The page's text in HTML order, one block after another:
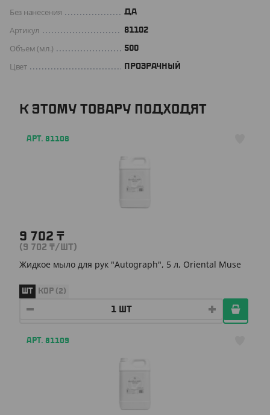
Без нанесения ДА
Артикул 81102
Объем (мл.) 500
Цвет ПРОЗРАЧНЫЙ
К ЭТОМУ ТОВАРУ ПОДХОДЯТ
АРТ. 81108
9 702 ₸
(9 702 ₸/ШТ)
Жидкое мыло для рук "Autograph", 5 л, Oriental Muse
ШТ КОР (2)
АРТ. 81109